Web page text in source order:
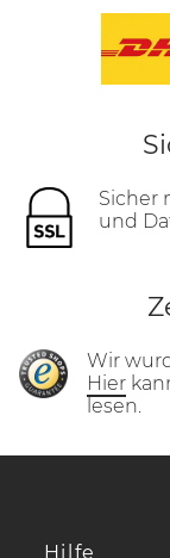
Sicher
und
Wir
Hier
lesen.
Hilfe